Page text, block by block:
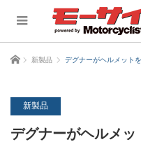
ホーム 新製品 デグナーがヘルメット
新製品
デグナーがヘルメッ